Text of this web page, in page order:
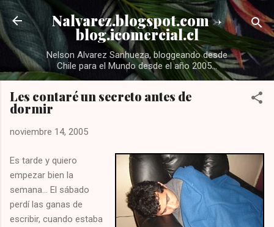
Ir al contenido principal
Nalvarez.blogspot.com ->
blog.icomercial.cl
Nelson Alvarez Sanhueza, bloggeando desde
Chile para el Mundo desde el año 2005...
Les contaré un secreto antes de
dormir
noviembre 14, 2005
Es tarde y quiero
empezar bien la
semana... El sábado
perdí las ganas de
escribir, cuando estaba